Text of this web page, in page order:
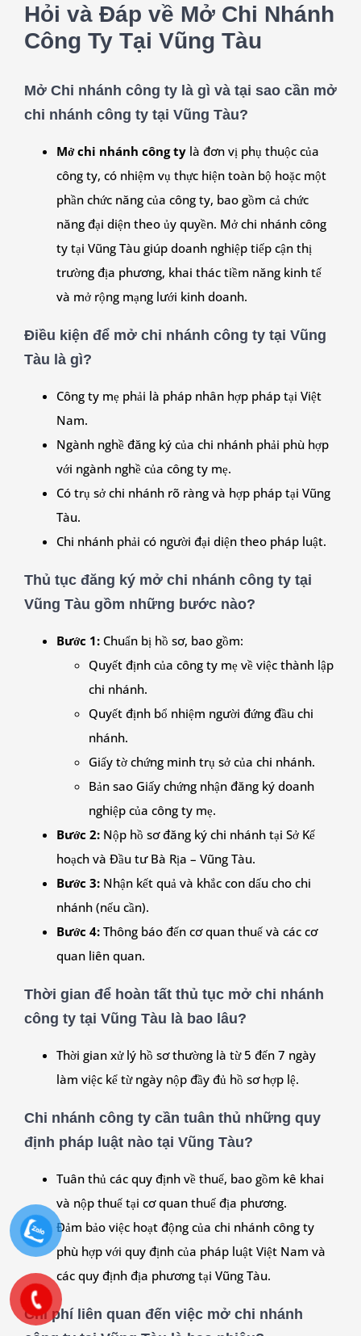
Hỏi và Đáp về Mở Chi Nhánh
Công Ty Tại Vũng Tàu
Mở Chi nhánh công ty là gì và tại sao cần mở
chi nhánh công ty tại Vũng Tàu?
Mở chi nhánh công ty là đơn vị phụ thuộc của
công ty, có nhiệm vụ thực hiện toàn bộ hoặc một
phần chức năng của công ty, bao gồm cả chức
năng đại diện theo ủy quyền. Mở chi nhánh công
ty tại Vũng Tàu giúp doanh nghiệp tiếp cận thị
trường địa phương, khai thác tiềm năng kinh tế
và mở rộng mạng lưới kinh doanh.
Điều kiện để mở chi nhánh công ty tại Vũng
Tàu là gì?
Công ty mẹ phải là pháp nhân hợp pháp tại Việt
Nam.
Ngành nghề đăng ký của chi nhánh phải phù hợp
với ngành nghề của công ty mẹ.
Có trụ sở chi nhánh rõ ràng và hợp pháp tại Vũng
Tàu.
Chi nhánh phải có người đại diện theo pháp luật.
Thủ tục đăng ký mở chi nhánh công ty tại
Vũng Tàu gồm những bước nào?
Bước 1: Chuẩn bị hồ sơ, bao gồm:
Quyết định của công ty mẹ về việc thành lập
chi nhánh.
Quyết định bổ nhiệm người đứng đầu chi
nhánh.
Giấy tờ chứng minh trụ sở của chi nhánh.
Bản sao Giấy chứng nhận đăng ký doanh
nghiệp của công ty mẹ.
Bước 2: Nộp hồ sơ đăng ký chi nhánh tại Sở Kế
hoạch và Đầu tư Bà Rịa – Vũng Tàu.
Bước 3: Nhận kết quả và khắc con dấu cho chi
nhánh (nếu cần).
Bước 4: Thông báo đến cơ quan thuế và các cơ
quan liên quan.
Thời gian để hoàn tất thủ tục mở chi nhánh
công ty tại Vũng Tàu là bao lâu?
Thời gian xử lý hồ sơ thường là từ 5 đến 7 ngày
làm việc kể từ ngày nộp đầy đủ hồ sơ hợp lệ.
Chi nhánh công ty cần tuân thủ những quy
định pháp luật nào tại Vũng Tàu?
Tuân thủ các quy định về thuế, bao gồm kê khai
và nộp thuế tại cơ quan thuế địa phương.
Đảm bảo việc hoạt động của chi nhánh công ty
phù hợp với quy định của pháp luật Việt Nam và
các quy định địa phương tại Vũng Tàu.
Chi phí liên quan đến việc mở chi nhánh